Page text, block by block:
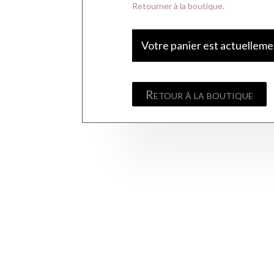
Retourner à la boutique.
Votre panier est
Retour à la boutique